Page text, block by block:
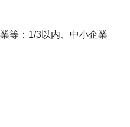
等：1/3以内、中小企業